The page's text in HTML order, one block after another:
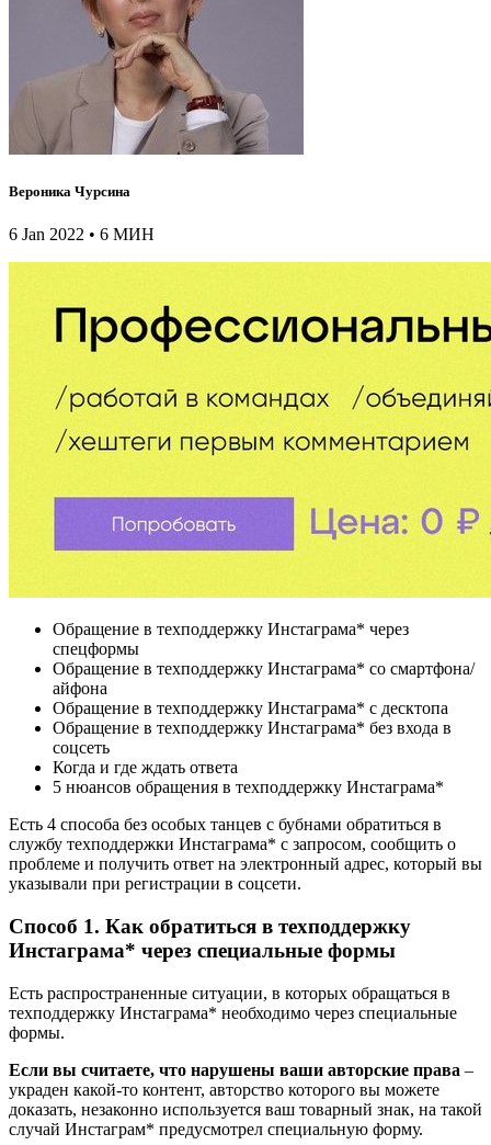
Вероника Чурсина
6 Jan 2022 • 6 МИН
Обращение в техподдержку Инстаграма* через
спецформы
Обращение в техподдержку Инстаграма* со смартфона/
айфона
Обращение в техподдержку Инстаграма* с десктопа
Обращение в техподдержку Инстаграма* без входа в
соцсеть
Когда и где ждать ответа
5 нюансов обращения в техподдержку Инстаграма*
Есть 4 способа без особых танцев с бубнами обратиться в
службу техподдержки Инстаграма* с запросом, сообщить о
проблеме и получить ответ на электронный адрес, который вы
указывали при регистрации в соцсети.
Способ 1. Как обратиться в техподдержку
Инстаграма* через специальные формы
Есть распространенные ситуации, в которых обращаться в
техподдержку Инстаграма* необходимо через специальные
формы.
Если вы считаете, что нарушены ваши авторские права –
украден какой-то контент, авторство которого вы можете
доказать, незаконно используется ваш товарный знак, на такой
случай Инстаграм* предусмотрел специальную форму.